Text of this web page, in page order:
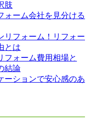
肢
ォーム会社を見分ける
リフォーム！リフォー
とは
フォーム費用相場と
結論
ーションで安心感のあ